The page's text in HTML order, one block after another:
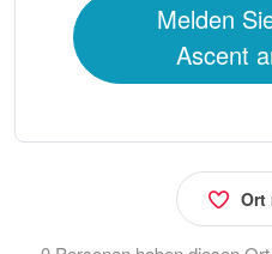
Melden
Ascent
Ort